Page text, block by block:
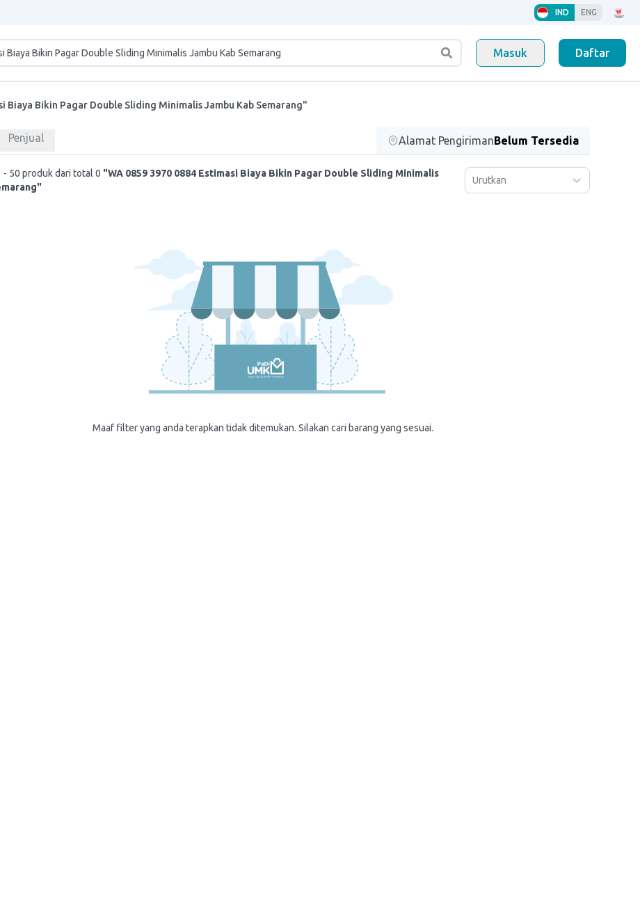
IND ENG
Masuk Daftar
Biaya Bikin Pagar Double Sliding Minimalis Jambu Kab Semarang"
Penjual Alamat PengirimanBelum Tersedia
- 50 produk dari total 0 "WA 0859 3970 0884 Estimasi Biaya Bikin Pagar Double Sliding Minimalis
Urutkan
Maaf filter yang anda terapkan tidak ditemukan. Silakan cari barang yang sesuai.